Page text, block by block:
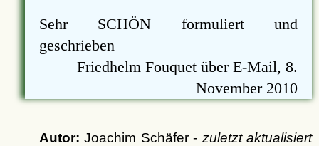
Sehr SCHÖN formuliert und
geschrieben
Friedhelm Fouquet über E-Mail, 8.
November 2010
Autor: Joachim Schäfer - zuletzt aktualisiert